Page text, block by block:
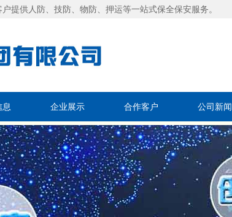
提供人防、技防、物防、押运等一站式保全保安服务。
企业展示 合作客户 公司新闻